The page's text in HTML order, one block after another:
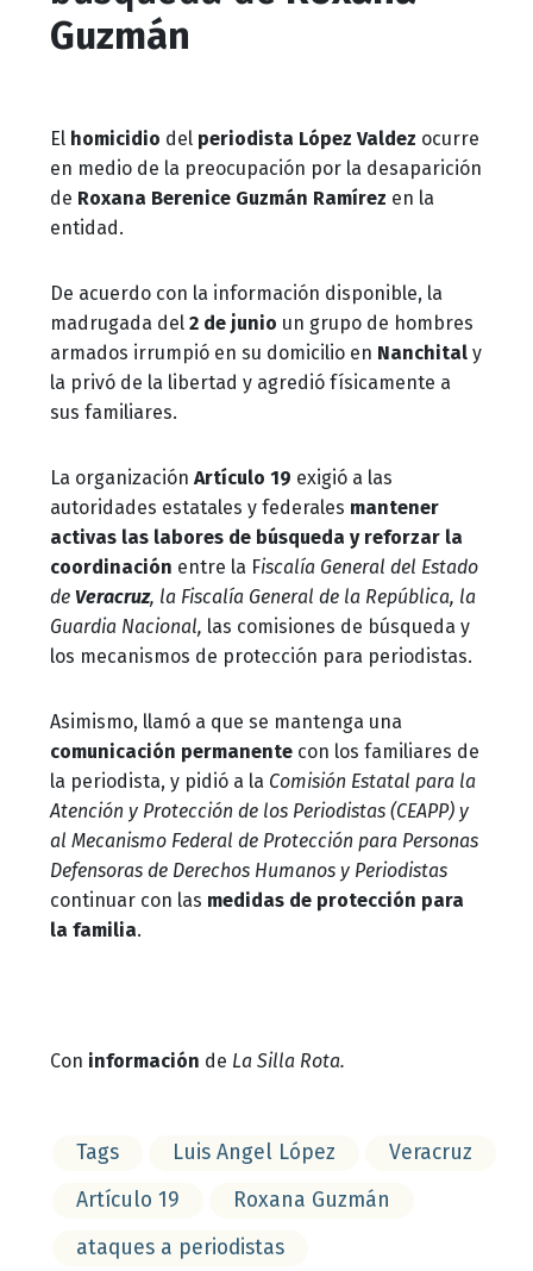
Guzmán
El homicidio del periodista López Valdez ocurre
en medio de la preocupación por la desaparición
de Roxana Berenice Guzmán Ramírez en la
entidad.
De acuerdo con la información disponible, la
madrugada del 2 de junio un grupo de hombres
armados irrumpió en su domicilio en Nanchital y
la privó de la libertad y agredió físicamente a
sus familiares.
La organización Artículo 19 exigió a las
autoridades estatales y federales mantener
activas las labores de búsqueda y reforzar la
coordinación entre la Fiscalía General del Estado
de Veracruz, la Fiscalía General de la República, la
Guardia Nacional, las comisiones de búsqueda y
los mecanismos de protección para periodistas.
Asimismo, llamó a que se mantenga una
comunicación permanente con los familiares de
la periodista, y pidió a la Comisión Estatal para la
Atención y Protección de los Periodistas (CEAPP) y
al Mecanismo Federal de Protección para Personas
Defensoras de Derechos Humanos y Periodistas
continuar con las medidas de protección para
la familia.
Con información de La Silla Rota.
Tags Luis Angel López
Veracruz
Artículo 19
Roxana Guzmán
ataques a periodistas